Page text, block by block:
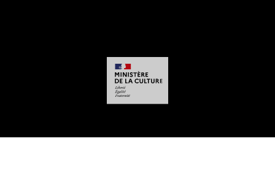
- - - -